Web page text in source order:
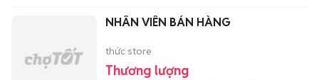
NHÂN VIÊN BÁN HÀNG
thức store
Thương lượng